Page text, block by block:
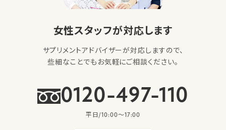
女性スタッフが対応します
サプリメントアドバイザーが対応しますので、
些細なことでもお気軽にご相談ください。
0120-497-110
平日/10:00〜17:00